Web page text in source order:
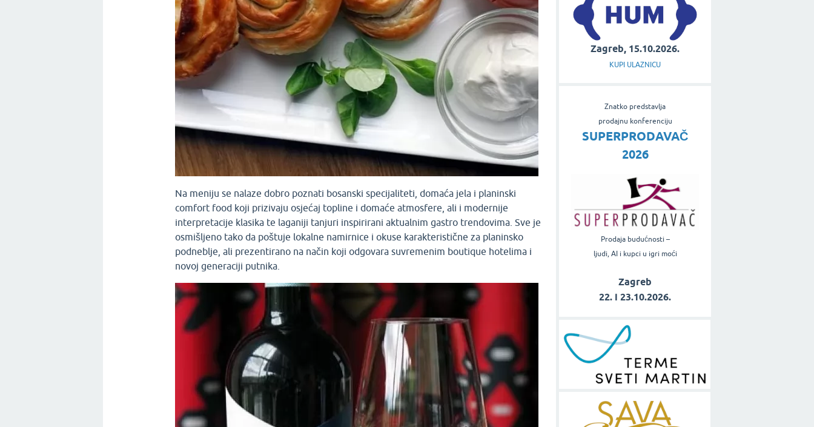
Na meniju se nalaze dobro poznati bosanski specijaliteti, domaća jela i planinski
comfort food koji prizivaju osjećaj topline i domaće atmosfere, ali i modernije
interpretacije klasika te laganiji tanjuri inspirirani aktualnim gastro trendovima. Sve je
osmišljeno tako da poštuje lokalne namirnice i okuse karakteristične za planinsko
podneblje, ali prezentirano na način koji odgovara suvremenim boutique hotelima i
novoj generaciji putnika.
Zagreb, 15.10.2026.
KUPI ULAZNICU
Znatko predstavlja
prodajnu konferenciju
SUPERPRODAVAČ
2026
Prodaja budućnosti –
ljudi, AI i kupci u igri moći
Zagreb
22. i 23.10.2026.